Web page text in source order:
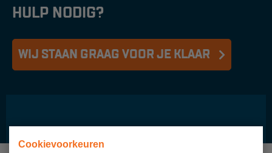
Cookievoorkeuren
Project toepassingen
Hoogbouw
KEURING
HULP NODIG?
WIJ STAAN GRAAG VOOR JE KLAAR